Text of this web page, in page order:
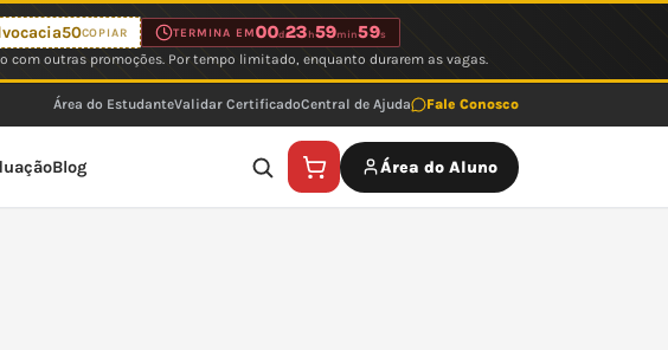
COPIAR TERMINA EM00d23 h59min59s
com outras promoções. Por tempo limitado, enquanto durarem as vagas.
Área do EstudanteValidar CertificadoCentral de Ajuda Fale Conosco
Blog Área do Aluno